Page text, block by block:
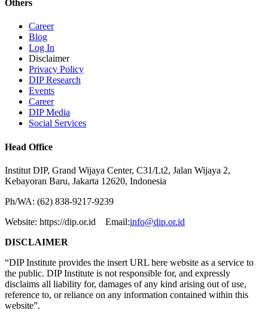
Others
Career
Blog
Log In
Disclaimer
Privacy Policy
DIP Research
Events
Career
DIP Media
Social Services
Head Office
Institut DIP, Grand Wijaya Center, C31/Lt2, Jalan Wijaya 2,
Kebayoran Baru, Jakarta 12620, Indonesia
Ph/WA: (62) 838-9217-9239
Website: https://dip.or.id Email:info@dip.or.id
DISCLAIMER
“DIP Institute provides the insert URL here website as a service to
the public. DIP Institute is not responsible for, and expressly
disclaims all liability for, damages of any kind arising out of use,
reference to, or reliance on any information contained within this
website”.